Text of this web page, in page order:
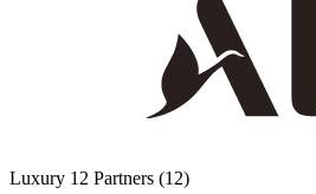
Luxury 12 Partners (12)